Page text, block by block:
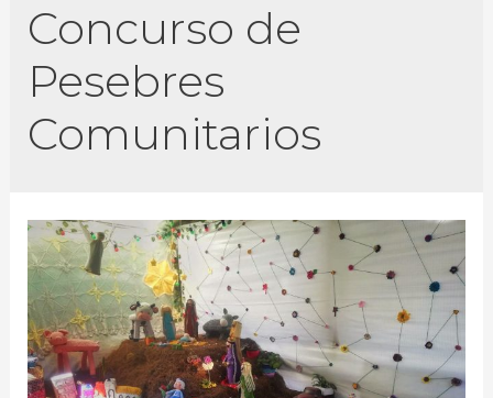
Concurso de
Pesebres
Comunitarios